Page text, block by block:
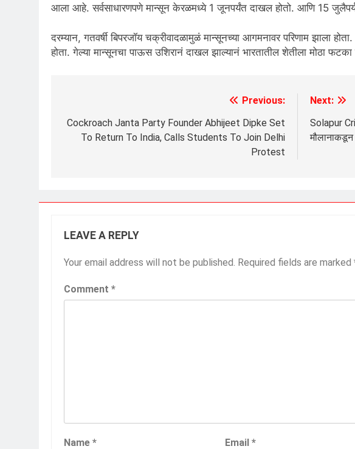
आला आहे. सर्वसाधारणपणे मान्सून केरळमध्ये 1 जूनपर्यंत दाखल होतो. आणि 15
दरम्यान, गतवर्षी बिपरजॉय चक्रीवादळामुळं मान्सूनच्या आगमनावर परिणाम झाला
होता. गेल्या मान्सूनचा पाऊस उशिरानं दाखल झाल्यानं भारतातील शेतीला मोठा
navigation
Previous:
Cockroach Janta Party Founder Abhijeet Dipke Set
To Return To India, Calls Students To Join Delhi
Protest
Next:
Solapur
मौलानाकडून
LEAVE A REPLY
Your email address will not be published. Required fields are marked
Comment *
Name * Email*